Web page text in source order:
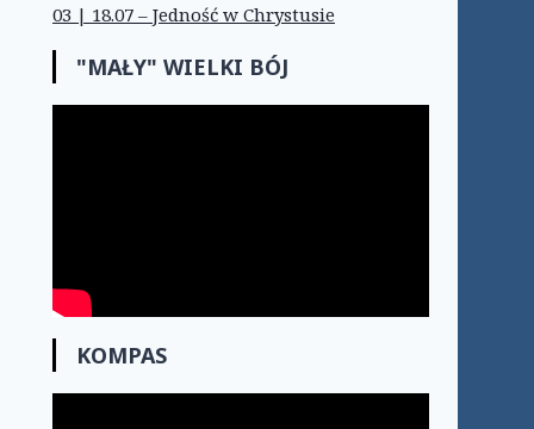
03 | 18.07 – Jedność w Chrystusie
"MAŁY" WIELKI BÓJ
KOMPAS